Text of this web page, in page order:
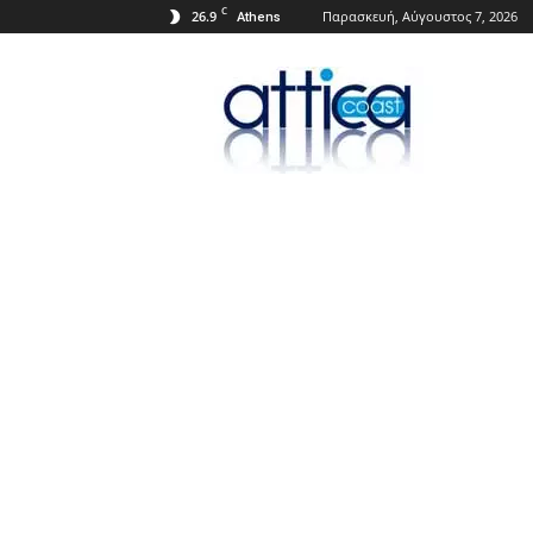
26.9 C Athens Παρασκευή, Αύγουστος 7, 2026
Attica
Coast.gr